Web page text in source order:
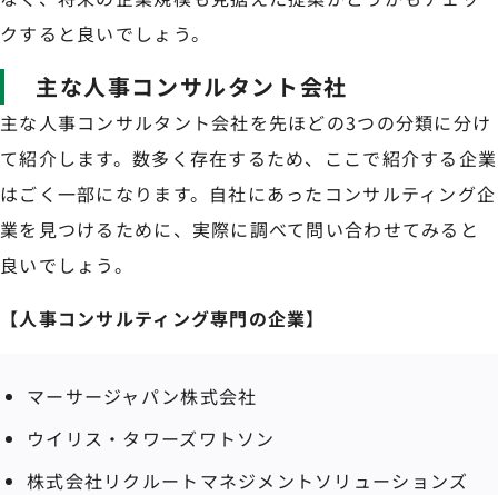
クすると良いでしょう。
主な人事コンサルタント会社
主な人事コンサルタント会社を先ほどの3つの分類に分け
て紹介します。数多く存在するため、ここで紹介する企業
はごく一部になります。自社にあったコンサルティング企
業を見つけるために、実際に調べて問い合わせてみると
良いでしょう。
【人事コンサルティング専門の企業】
マーサージャパン株式会社
ウイリス・タワーズワトソン
株式会社リクルートマネジメントソリューションズ